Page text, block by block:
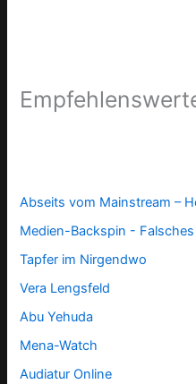
Abseits vom Mainstream –
Medien-Backspin -
Tapfer im Nirgendwo
Vera Lengsfeld
Abu Yehuda
Mena-Watch
Audiatur Online